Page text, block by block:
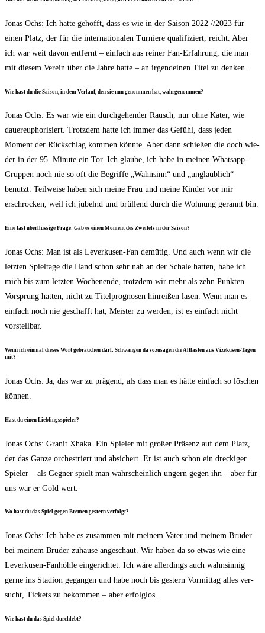
Jonas Ochs: Ich hat­te gehofft, dass es wie in der Sai­son 2022 /​/​2023 für
einen Platz, der für die inter­na­tio­na­len Tur­nie­re qua­li­fi­ziert, reicht. Aber
ich war weit davon ent­fernt – ein­fach aus rei­ner Fan-Erfah­rung, die man
mit die­sem Ver­ein über die Jah­re hat­te – an irgend­ei­nen Titel zu denken.
Wie hast du die Sai­son, in dem Ver­lauf, den sie nun genom­men hat, wahrgenommen?
Jonas Ochs: Es war wie ein durch­ge­hen­der Rausch, nur ohne Kater, wie
dau­er­eu­pho­ri­siert. Trotz­dem hat­te ich immer das Gefühl, dass jeden
Moment der Rück­schlag kom­men könn­te. Aber dann schie­ßen die doch wie­
der in der 95. Minu­te ein Tor. Ich glau­be, ich habe in mei­nen Whats­app-
Grup­pen noch nie so oft die Begrif­fe „Wahn­sinn“ und „unglaub­lich“
benutzt. Teil­wei­se haben sich mei­ne Frau und mei­ne Kin­der vor mir
erschro­cken, weil ich jubelnd und brül­lend durch die Woh­nung gerannt bin.
Eine fast über­flüs­si­ge Fra­ge: Gab es einen Moment des Zwei­fels in der Saison?
Jonas Ochs: Man ist als Lever­ku­sen-Fan demü­tig. Und auch wenn wir die
letz­ten Spiel­ta­ge die Hand schon sehr nah an der Scha­le hat­ten, habe ich
mich bis zum letz­ten Wochen­en­de, trotz­dem wir mehr als zehn Punk­ten
Vor­sprung hat­ten, nicht zu Titel­pro­gno­sen hin­rei­ßen lasen. Wenn man es
ein­fach noch nie geschafft hat, Meis­ter zu wer­den, ist es ein­fach nicht
vorstellbar.
Wenn ich ein­mal die­ses Wort gebrau­chen darf: Schwan­gen da sozu­sa­gen die Alt­las­ten aus Vize­ku­sen-Tagen
mit?
Jonas Ochs: Ja, das war zu prä­gend, als dass man es hät­te ein­fach so löschen
können.
Hast du einen Lieblingsspieler?
Jonas Ochs: Gra­nit Xha­ka. Ein Spie­ler mit gro­ßer Prä­senz auf dem Platz,
der das Gan­ze orches­triert und absi­chert. Er ist auch schon ein dre­cki­ger
Spie­ler – als Geg­ner spielt man wahr­schein­lich ungern gegen ihn – aber für
uns war er Gold wert.
Wo hast du das Spiel gegen Bre­men ges­tern verfolgt?
Jonas Ochs: Ich habe es zusam­men mit mei­nem Vater und mei­nem Bru­der
bei mei­nem Bru­der zuhau­se ange­schaut. Wir haben da so etwas wie eine
Lever­ku­sen-Fan­höh­le ein­ge­rich­tet. Ich wäre aller­dings auch wahn­sin­nig
ger­ne ins Sta­di­on gegan­gen und habe noch bis ges­tern Vor­mit­tag alles ver­
sucht, Tickets zu bekom­men – aber erfolglos.
Wie hast du das Spiel durchlebt?